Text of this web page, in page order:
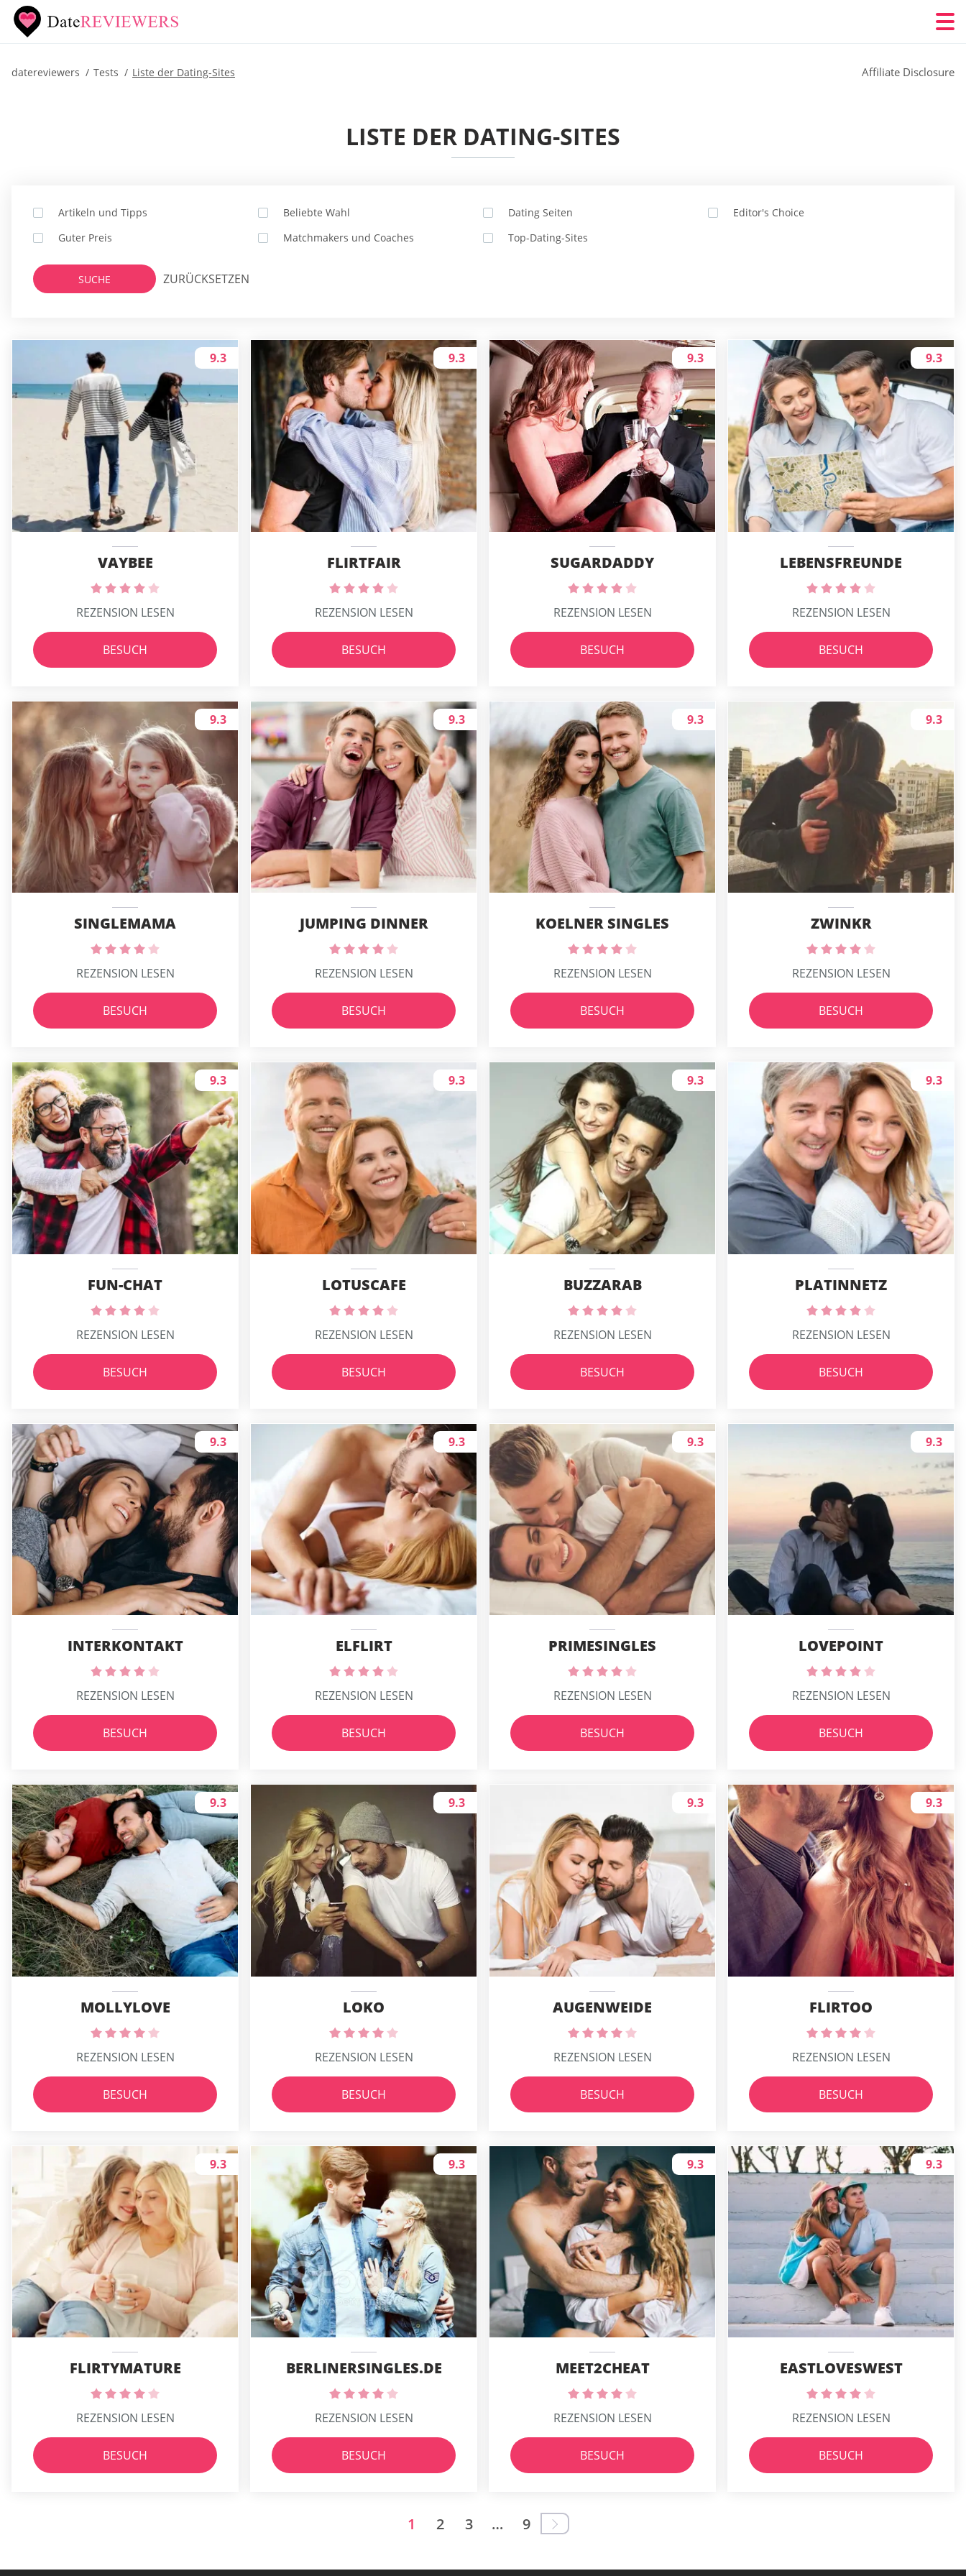
datereviewers Tests Liste der Dating-Sites Affiliate Disclosure
LISTE DER DATING-SITES
Artikeln und Tipps Beliebte Wahl Dating Seiten
Editor's Choice
Guter Preis
Matchmakers und Coaches Top-Dating-Sites
SUCHE ZURÜCKSETZEN
VAYBEE
9.3
REZENSION LESEN
BESUCH
FLIRTFAIR
9.3
REZENSION LESEN
BESUCH
SUGARDADDY
9.3
REZENSION LESEN
BESUCH
LEBENSFREUNDE
9.3
REZENSION LESEN
BESUCH
SINGLEMAMA
9.3
REZENSION LESEN
BESUCH
JUMPING DINNER
9.3
REZENSION LESEN
BESUCH
KOELNER SINGLES
9.3
REZENSION LESEN
BESUCH
ZWINKR
9.3
REZENSION LESEN
BESUCH
FUN-CHAT
9.3
REZENSION LESEN
BESUCH
LOTUSCAFE
9.3
REZENSION LESEN
BESUCH
BUZZARAB
9.3
REZENSION LESEN
BESUCH
PLATINNETZ
9.3
REZENSION LESEN
BESUCH
INTERKONTAKT
9.3
REZENSION LESEN
BESUCH
ELFLIRT
9.3
REZENSION LESEN
BESUCH
PRIMESINGLES
9.3
REZENSION LESEN
BESUCH
LOVEPOINT
9.3
REZENSION LESEN
BESUCH
MOLLYLOVE
9.3
REZENSION LESEN
BESUCH
LOKO
9.3
REZENSION LESEN
BESUCH
AUGENWEIDE
9.3
REZENSION LESEN
BESUCH
FLIRTOO
9.3
REZENSION LESEN
BESUCH
FLIRTYMATURE
9.3
REZENSION LESEN
BESUCH
BERLINERSINGLES.DE
9.3
REZENSION LESEN
BESUCH
MEET2CHEAT
9.3
REZENSION LESEN
BESUCH
EASTLOVESWEST
9.3
REZENSION LESEN
BESUCH
1 2 3 … 9